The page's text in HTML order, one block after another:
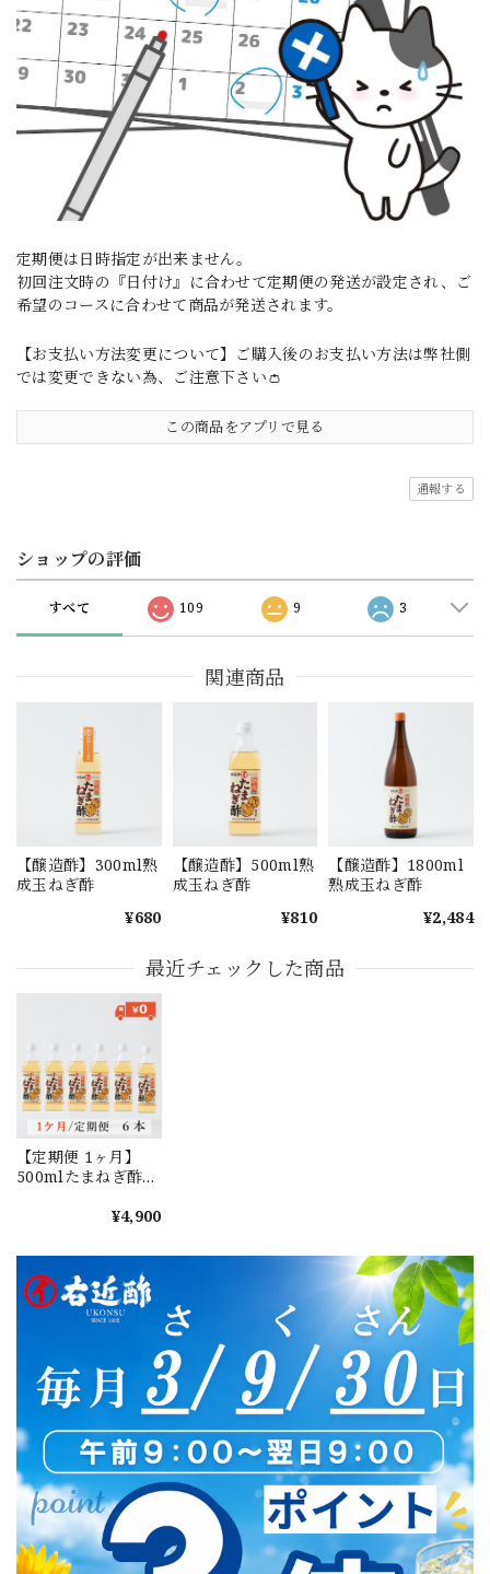
定期便は日時指定が出来ません。
初回注文時の『日付け』に合わせて定期便の発送が設定され、ご
希望のコースに合わせて商品が発送されます。
【お支払い方法変更について】ご購入後のお支払い方法は弊社側
では変更できない為、ご注意下さい👛
この商品をアプリで見る
通報する
ショップの評価
すべて 109 9 3
関連商品
【醸造酢】300ml熟
成玉ねぎ酢
¥680
【醸造酢】500ml熟
成玉ねぎ酢
¥810
【醸造酢】1800ml
熟成玉ねぎ酢
¥2,484
最近チェックした商品
【定期便 1ヶ月】
500mlたまねぎ酢
¥4,900